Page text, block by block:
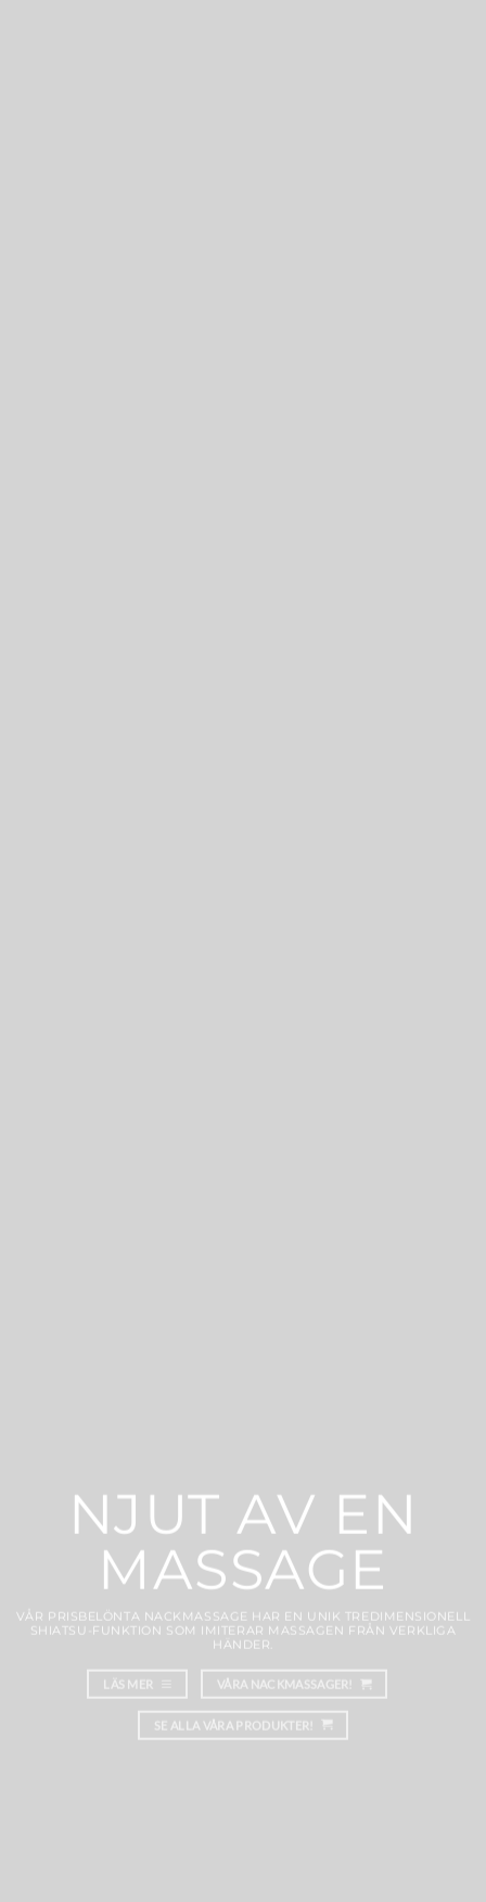
NJUT AV EN
MASSAGE
VÅR PRISBELÖNTA NACKMASSAGE HAR EN UNIK TREDIMENSIONELL
SHIATSU-FUNKTION SOM IMITERAR MASSAGEN FRÅN VERKLIGA
HÄNDER.
LÄS MER VÅRA NACKMASSAGER!
SE ALLA VÅRA PRODUKTER!